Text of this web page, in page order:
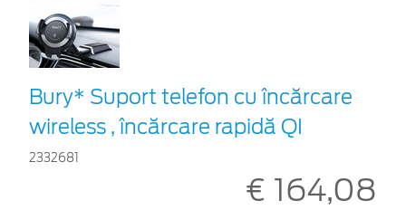
Bury* Suport telefon cu încărcare
wireless , încărcare rapidă QI
2332681
€ 164,08